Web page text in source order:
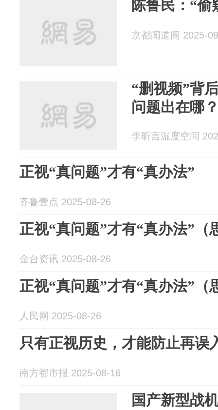
陈鲁民：“偷
京都闻道阁 2025-
“删视频”背
问题出在哪
李昕言温度空间
正视“真问题”才有“真办法”
齐鲁壹点 2025-08-26
正视“真问题”才有“真办法”（
金台资讯 2025-08-26
正视“真问题”才有“真办法”（
人民网 2025-08-26
只有正视历史，才能防止再误
南方都市报 2025-08-16
国产新型战